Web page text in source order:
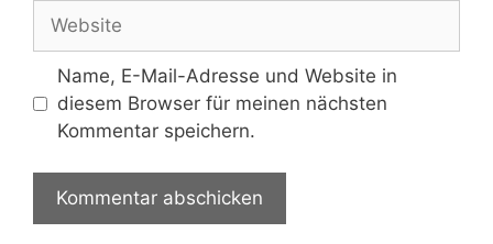
Name, E-Mail-Adresse und Website in
diesem Browser für meinen nächsten
Kommentar speichern.